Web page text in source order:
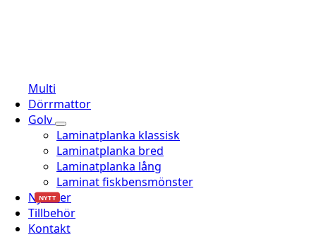
Multi
Dörrmattor
Golv
Laminatplanka klassisk
Laminatplanka bred
Laminatplanka lång
Laminat fiskbensmönster
Nyheter
NYTT
Tillbehör
Kontakt